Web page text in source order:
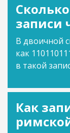
записи
В двоичной
как
в такой
Как